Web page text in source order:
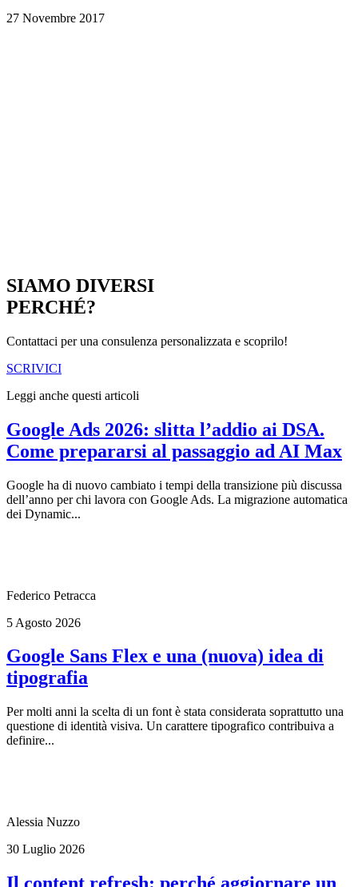
27 Novembre 2017
SIAMO DIVERSI
PERCHÉ?
Contattaci per una consulenza personalizzata e scoprilo!
SCRIVICI
Leggi anche questi articoli
Google Ads 2026: slitta l’addio ai DSA.
Come prepararsi al passaggio ad AI Max
Google ha di nuovo cambiato i tempi della transizione più discussa
dell’anno per chi lavora con Google Ads. La migrazione automatica
dei Dynamic...
Federico Petracca
5 Agosto 2026
Google Sans Flex e una (nuova) idea di
tipografia
Per molti anni la scelta di un font è stata considerata soprattutto una
questione di identità visiva. Un carattere tipografico contribuiva a
definire...
Alessia Nuzzo
30 Luglio 2026